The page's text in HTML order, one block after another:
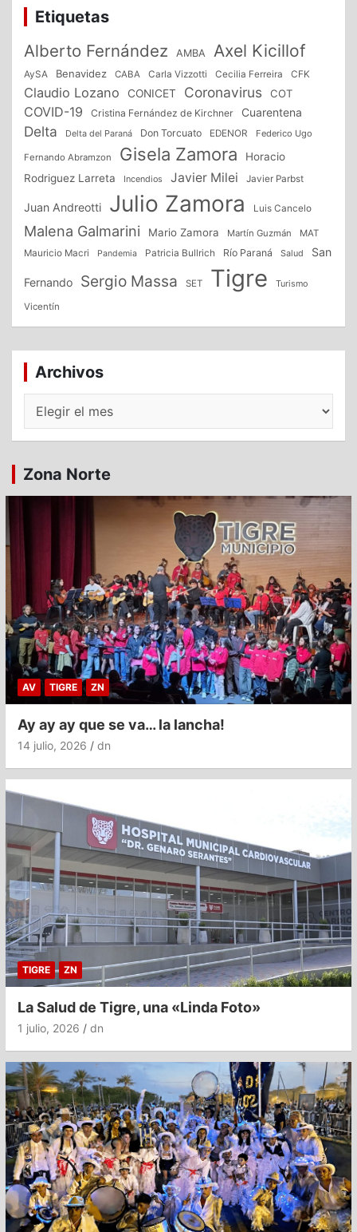
Etiquetas
Alberto Fernández AMBA Axel Kicillof
AySA Benavidez CABA Carla Vizzotti Cecilia Ferreira CFK
Claudio Lozano CONICET Coronavirus COT
COVID-19 Cristina Fernández de Kirchner Cuarentena
Delta Delta del Paraná Don Torcuato EDENOR Federico Ugo
Fernando Abramzon Gisela Zamora
Horacio
Rodriguez Larreta
Incendios Javier Milei Javier Parbst
Juan Andreotti Julio Zamora Luis Cancelo
Malena Galmarini Mario Zamora Martín Guzmán
MAT
Mauricio Macri
Pandemia Patricia Bullrich Río Paraná Salud San
Fernando Sergio Massa SET Tigre Turismo
Vicentín
Archivos
Archivos
Zona Norte
AV TIGRE ZN
Ay ay ay que se va… la lancha!
14 julio, 2026 dn
TIGRE ZN
La Salud de Tigre, una «Linda Foto»
1 julio, 2026 dn